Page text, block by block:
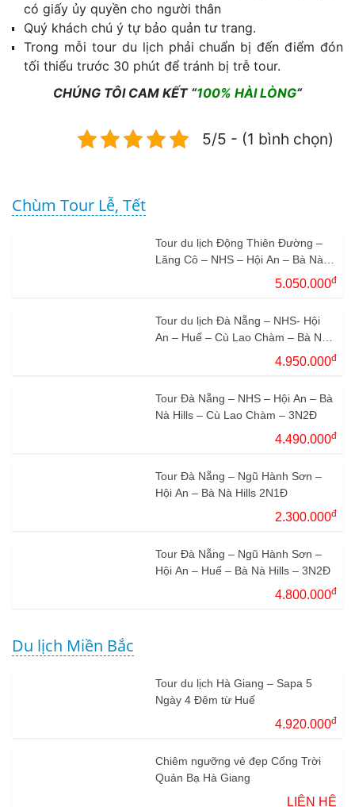
có giấy ủy quyền cho người thân
Quý khách chú ý tự bảo quản tư trang.
Trong mỗi tour du lịch phải chuẩn bị đến điểm đón
tối thiểu trước 30 phút để tránh bị trễ tour.
CHÚNG TÔI CAM KẾT “100% HÀI LÒNG“
5/5 - (1 bình chọn)
Chùm Tour Lễ, Tết
Tour du lịch Động Thiên Đường –
Lăng Cô – NHS – Hội An – Bà Nà
5.050.000đ
Tour du lịch Đà Nẵng – NHS- Hội
An – Huế – Cù Lao Chàm – Bà Nà
4.950.000đ
Tour Đà Nẵng – NHS – Hội An – Bà
Nà Hills – Cù Lao Chàm – 3N2Đ
4.490.000đ
Tour Đà Nẵng – Ngũ Hành Sơn –
Hội An – Bà Nà Hills 2N1Đ
2.300.000đ
Tour Đà Nẵng – Ngũ Hành Sơn –
Hội An – Huế – Bà Nà Hills – 3N2Đ
4.800.000đ
Du lịch Miền Bắc
Tour du lịch Hà Giang – Sapa 5
Ngày 4 Đêm từ Huế
4.920.000đ
Chiêm ngưỡng vẻ đẹp Cổng Trời
Quản Bạ Hà Giang
LIÊN HỆ